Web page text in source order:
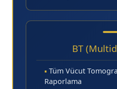
BT
▪ Tüm Vücut
Raporlama